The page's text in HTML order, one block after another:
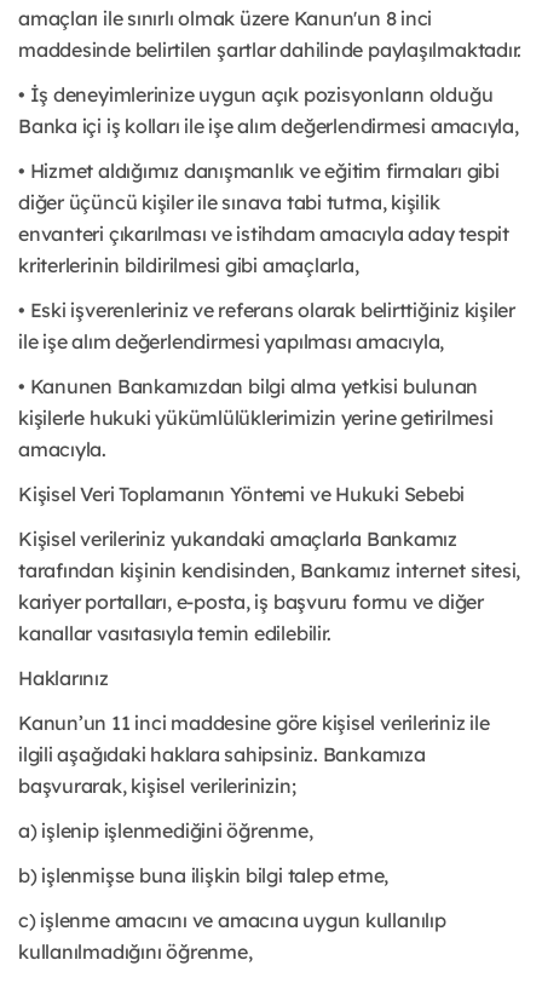
amaçları ile sınırlı olmak üzere Kanun'un 8 inci
maddesinde belirtilen şartlar dahilinde paylaşılmaktadır.
• İş deneyimlerinize uygun açık pozisyonların olduğu
Banka içi iş kolları ile işe alım değerlendirmesi amacıyla,
• Hizmet aldığımız danışmanlık ve eğitim firmaları gibi
diğer üçüncü kişiler ile sınava tabi tutma, kişilik
envanteri çıkarılması ve istihdam amacıyla aday tespit
kriterlerinin bildirilmesi gibi amaçlarla,
• Eski işverenleriniz ve referans olarak belirttiğiniz kişiler
ile işe alım değerlendirmesi yapılması amacıyla,
• Kanunen Bankamızdan bilgi alma yetkisi bulunan
kişilerle hukuki yükümlülüklerimizin yerine getirilmesi
amacıyla.
Kişisel Veri Toplamanın Yöntemi ve Hukuki Sebebi
Kişisel verileriniz yukarıdaki amaçlarla Bankamız
tarafından kişinin kendisinden, Bankamız internet sitesi,
kariyer portalları, e-posta, iş başvuru formu ve diğer
kanallar vasıtasıyla temin edilebilir.
Haklarınız
Kanun’un 11 inci maddesine göre kişisel verileriniz ile
ilgili aşağıdaki haklara sahipsiniz. Bankamıza
başvurarak, kişisel verilerinizin;
a) işlenip işlenmediğini öğrenme,
b) işlenmişse buna ilişkin bilgi talep etme,
c) işlenme amacını ve amacına uygun kullanılıp
kullanılmadığını öğrenme,